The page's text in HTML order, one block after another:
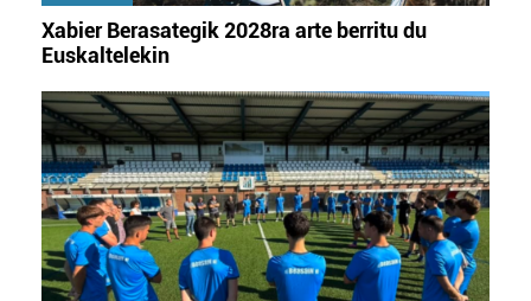
Xabier Berasategik 2028ra arte berritu du
Euskaltelekin